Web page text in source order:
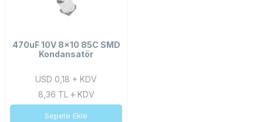
470uF 10V 8x10 85C SMD
Kondansatör
USD 0,18 + KDV
8,36 TL KDV
Sepete Ekle